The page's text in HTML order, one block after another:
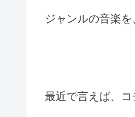
ジャンルの音楽
最近で言えば、コ